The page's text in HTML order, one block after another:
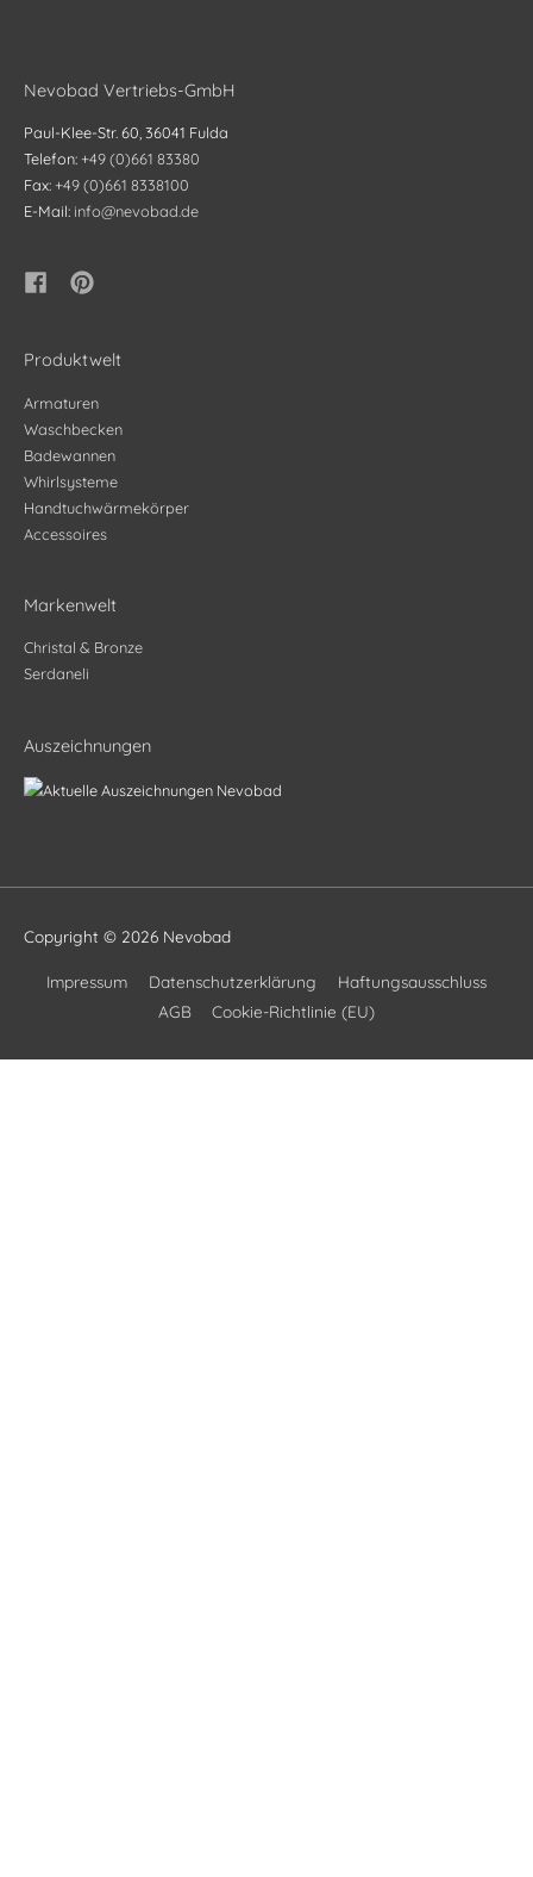
Nevobad Vertriebs-GmbH
Paul-Klee-Str. 60, 36041 Fulda
Telefon:+49 (0)661 83380
Fax:+49 (0)661 8338100
E-Mail: info@nevobad.de
Produktwelt
Armaturen
Waschbecken
Badewannen
Whirlsysteme
Handtuchwärmekörper
Accessoires
Markenwelt
Christal & Bronze
Serdaneli
Auszeichnungen
Copyright © 2026 Nevobad
Impressum Datenschutzerklärung
Haftungsausschluss
AGB
Cookie-Richtlinie (EU)